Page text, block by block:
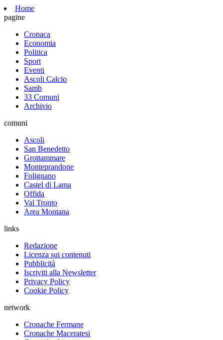
Home
pagine
Cronaca
Economia
Politica
Sport
Eventi
Ascoli Calcio
Samb
33 Comuni
Archivio
comuni
Ascoli
San Benedetto
Grottammare
Monteprandone
Folignano
Castel di Lama
Offida
Val Tronto
Area Montana
links
Redazione
Licenza sui contenuti
Pubblicità
Iscriviti alla Newsletter
Privacy Policy
Cookie Policy
network
Cronache Fermane
Cronache Maceratesi